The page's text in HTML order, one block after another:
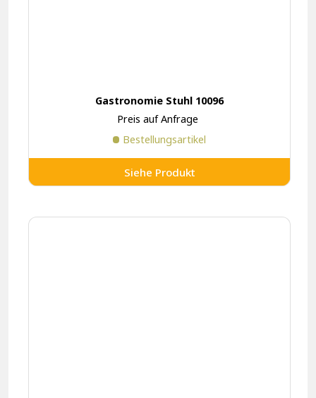
Gastronomie Stuhl 10096
Preis auf Anfrage
Bestellungsartikel
Siehe Produkt